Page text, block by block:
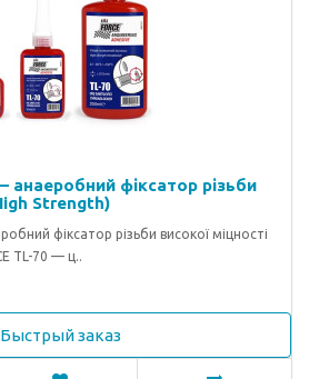
анаеробний фіксатор різьби
Strength)
фіксатор різьби високої міцності
TL-70 — ц..
Быстрый заказ